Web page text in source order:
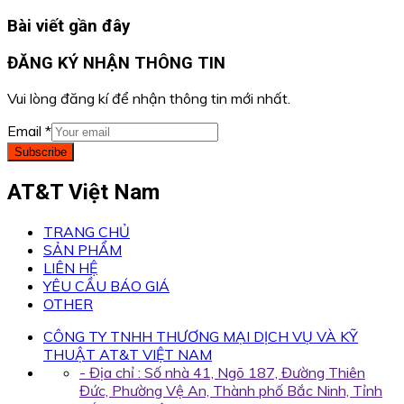
Bài viết gần đây
ĐĂNG KÝ NHẬN THÔNG TIN
Vui lòng đăng kí để nhận thông tin mới nhất.
Email *
Subscribe
AT&T Việt Nam
TRANG CHỦ
SẢN PHẨM
LIÊN HỆ
YÊU CẦU BÁO GIÁ
OTHER
CÔNG TY TNHH THƯƠNG MẠI DỊCH VỤ VÀ KỸ
THUẬT AT&T VIỆT NAM
- Địa chỉ : Số nhà 41, Ngõ 187, Đường Thiên
Đức, Phường Vệ An, Thành phố Bắc Ninh, Tỉnh